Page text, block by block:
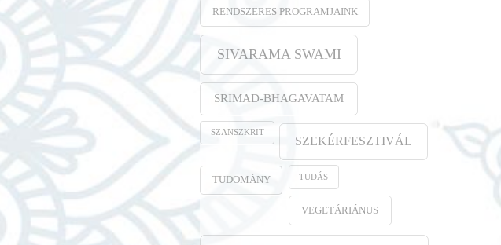
RENDSZERES PROGRAMJAINK
SIVARAMA SWAMI
SRIMAD-BHAGAVATAM
SZANSZKRIT
SZEKÉRFESZTIVÁL
TUDOMÁNY TUDÁS
VEGETÁRIÁNUS